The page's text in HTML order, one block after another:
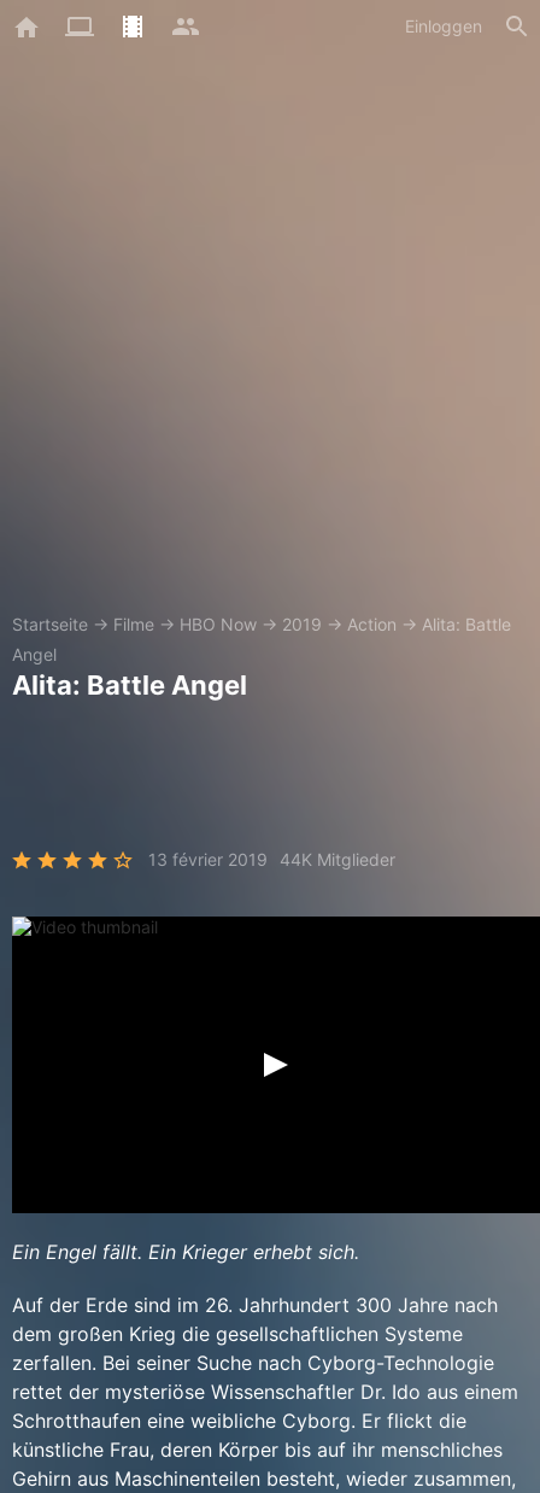
Einloggen
Startseite → Filme → HBO Now → 2019 → Action → Alita: Battle
Angel
Alita: Battle Angel
13 février 2019 44K Mitglieder
Ein Engel fällt. Ein Krieger erhebt sich.
Auf der Erde sind im 26. Jahrhundert 300 Jahre nach
dem großen Krieg die gesellschaftlichen Systeme
zerfallen. Bei seiner Suche nach Cyborg-Technologie
rettet der mysteriöse Wissenschaftler Dr. Ido aus einem
Schrotthaufen eine weibliche Cyborg. Er flickt die
künstliche Frau, deren Körper bis auf ihr menschliches
Gehirn aus Maschinenteilen besteht, wieder zusammen,